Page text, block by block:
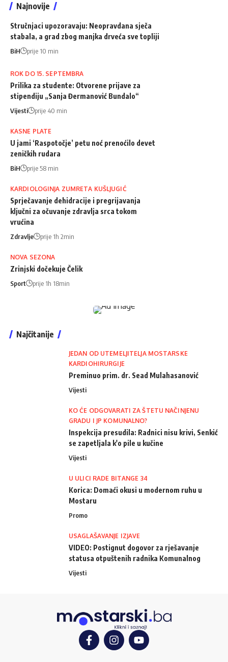
Najnovije
Stručnjaci upozoravaju: Neopravdana sječa
stabala, a grad zbog manjka drveća sve topliji
BiH prije 10 min
ROK DO 15. SEPTEMBRA
Prilika za studente: Otvorene prijave za
stipendiju „Sanja Đermanović Bundalo“
Vijesti prije 40 min
KASNE PLATE
U jami ‘Raspotočje’ petu noć prenoćilo devet
zeničkih rudara
BiH prije 58 min
KARDIOLOGINJA ZUMRETA KUŠLJUGIĆ
Sprječavanje dehidracije i pregrijavanja
ključni za očuvanje zdravlja srca tokom
vrućina
Zdravlje prije 1h 2min
NOVA SEZONA
Zrinjski dočekuje Čelik
Sport prije 1h 18min
Najčitanije
JEDAN OD UTEMELJITELJA MOSTARSKE
KARDIOHIRURGIJE
Preminuo prim. dr. Sead Mulahasanović
Vijesti
KO ĆE ODGOVARATI ZA ŠTETU NAČINJENU
GRADU I JP KOMUNALNO?
Inspekcija presudila: Radnici nisu krivi, Senkić
se zapetljala k'o pile u kučine
Vijesti
U ULICI RADE BITANGE 34
Korica: Domaći okusi u modernom ruhu u
Mostaru
Promo
USAGLAŠAVANJE IZJAVE
VIDEO: Postignut dogovor za rješavanje
statusa otpuštenih radnika Komunalnog
Vijesti